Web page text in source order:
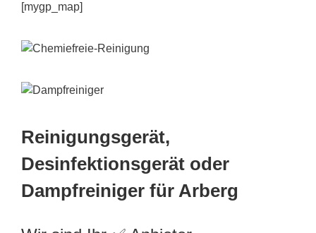
[mygp_map]
Reinigungsgerät,
Desinfektionsgerät oder
Dampfreiniger für Arberg